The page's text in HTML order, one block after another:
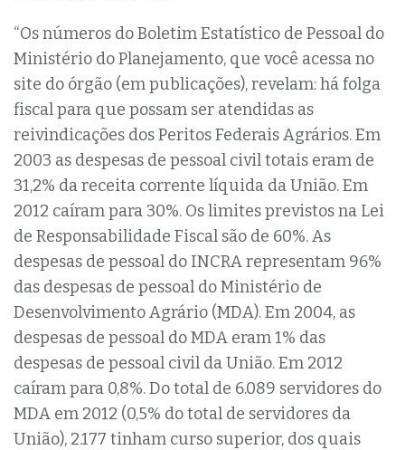
“Os números do Boletim Estatístico de Pessoal do
Ministério do Planejamento, que você acessa no
site do órgão (em publicações), revelam: há folga
fiscal para que possam ser atendidas as
reivindicações dos Peritos Federais Agrários. Em
2003 as despesas de pessoal civil totais eram de
31,2% da receita corrente líquida da União. Em
2012 caíram para 30%. Os limites previstos na Lei
de Responsabilidade Fiscal são de 60%. As
despesas de pessoal do INCRA representam 96%
das despesas de pessoal do Ministério de
Desenvolvimento Agrário (MDA). Em 2004, as
despesas de pessoal do MDA eram 1% das
despesas de pessoal civil da União. Em 2012
caíram para 0,8%. Do total de 6.089 servidores do
MDA em 2012 (0,5% do total de servidores da
União), 2.177 tinham curso superior, dos quais